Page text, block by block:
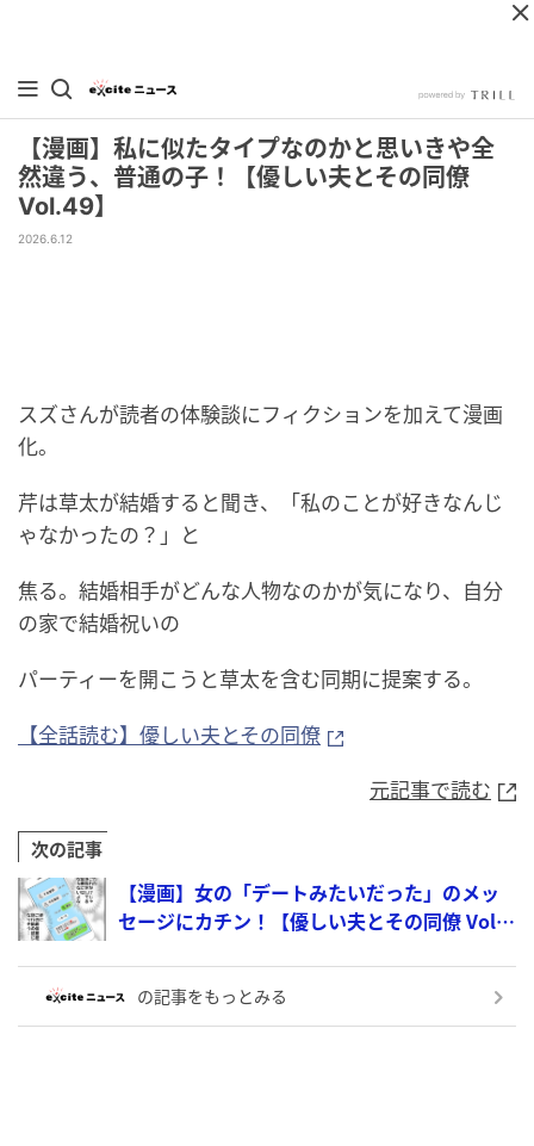
【漫画】私に似たタイプなのかと思いきや全
然違う、普通の子！【優しい夫とその同僚
Vol.49】
2026.6.12
スズさんが読者の体験談にフィクションを加えて漫画
化。
芹は草太が結婚すると聞き、「私のことが好きなんじ
ゃなかったの？」と
焦る。結婚相手がどんな人物なのかが気になり、自分
の家で結婚祝いの
パーティーを開こうと草太を含む同期に提案する。
【全話読む】優しい夫とその同僚
元記事で読む
次の記事
【漫画】女の「デートみたいだった」のメッ
セージにカチン！【優しい夫とその同僚 Vol.4
の記事をもっとみる